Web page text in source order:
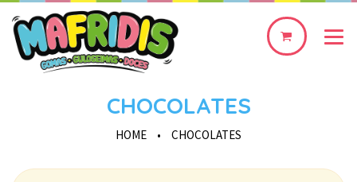
0
CHOCOLATES
HOME • CHOCOLATES